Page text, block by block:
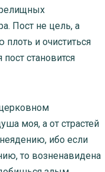
Пост не цель, а
и очиститься
становится
моя, а от страстей
ибо если
то возненавидена